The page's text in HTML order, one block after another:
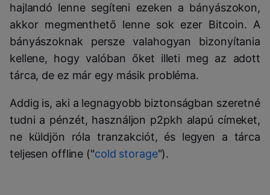
hajlandó lenne segíteni ezeken a bányászokon,
akkor megmenthető lenne sok ezer Bitcoin. A
bányászoknak persze valahogyan bizonyítania
kellene, hogy valóban őket illeti meg az adott
tárca, de ez már egy másik probléma.
Addig is, aki a legnagyobb biztonságban szeretné
tudni a pénzét, használjon p2pkh alapú címeket,
ne küldjön róla tranzakciót, és legyen a tárca
teljesen offline ("cold storage").